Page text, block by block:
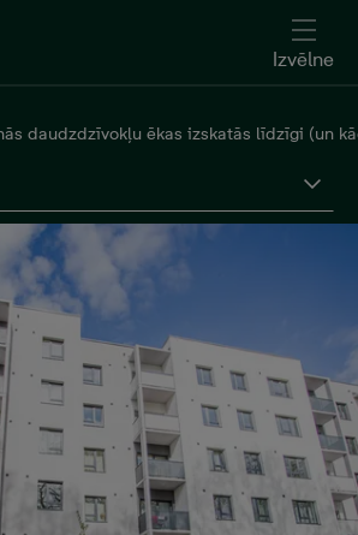
Izvēlne
daudzdzīvokļu ēkas izskatās līdzīgi (un